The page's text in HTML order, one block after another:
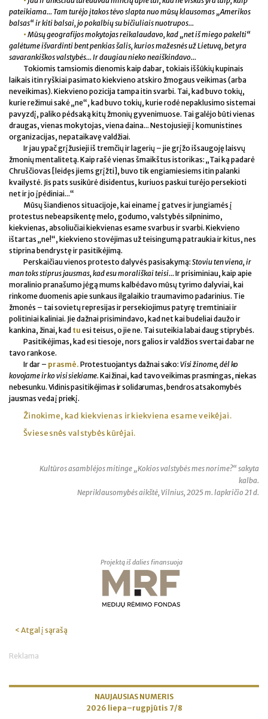
pateikiama... Tam turėjo įtakos tėvo slapta nuo mūsų klausomas „Amerikos
balsas“ ir kiti balsai, jo pokalbių su bičiuliais nuotrupos...
• Mūsų geografijos mokytojas reikalaudavo, kad „net iš miego pakelti“
galėtume išvardinti bent penkias šalis, kurios mažesnės už Lietuvą, bet yra
savarankiškos valstybės... Ir daugiau nieko neaiškindavo...
Tokiomis tamsiomis dienomis kaip dabar, tokiais iššūkių kupinais
laikais itin ryškiai pasimato kiekvieno atskiro žmogaus veikimas (arba
neveikimas). Kiekvieno pozicija tampa itin svarbi. Tai, kad buvo tokių,
kurie režimui sakė „ne“, kad buvo tokių, kurie rodė nepaklusimo sistemai
pavyzdį, paliko pėdsaką kitų žmonių gyvenimuose. Tai galėjo būti vienas
draugas, vienas mokytojas, viena daina... Nestojusieji į komunistines
organizacijas, nepataikavę valdžiai.
Ir jau ypač grįžusieji iš tremčių ir lagerių – jie grįžo išsaugoję laisvų
žmonių mentalitetą. Kaip rašė vienas šmaikštus istorikas: „Tai ką padarė
Chruščiovas [leidęs jiems grįžti], buvo tik engiamiesiems itin palanki
kvailystė. Jis pats susikūrė disidentus, kuriuos paskui turėjo persekioti
net ir jo įpėdiniai...“
Mūsų šiandienos situacijoje, kai einame į gatves ir jungiamės į
protestus nebeapsikentę melo, godumo, valstybės silpninimo,
kiekvienas, absoliučiai kiekvienas esame svarbus ir svarbi. Kiekvieno
ištartas „ne!“, kiekvieno stovėjimas už teisingumą patraukia ir kitus, nes
stiprina bendrystę ir pasitikėjimą.
Perskaičiau vienos protesto dalyvės pasisakymą: Stoviu ten viena, ir
man toks stiprus jausmas, kad esu morališkai teisi…Ir prisiminiau, kaip apie
moralinio pranašumo jėgą mums kalbėdavo mūsų tyrimo dalyviai, kai
rinkome duomenis apie sunkaus ilgalaikio traumavimo padarinius. Tie
žmonės – tai sovietų represijas ir persekiojimus patyrę tremtiniai ir
politiniai kaliniai. Jie dažnai prisimindavo, kad net kai budeliai daužo ir
kankina, žinai, kad tu esi teisus, o jie ne. Tai suteikia labai daug stiprybės.
Pasitikėjimas, kad esi tiesoje, nors galios ir valdžios svertai dabar ne
tavo rankose.
Ir dar – prasmė. Protestuojantys dažnai sako: Visi žinome, dėl ko
kovojame ir ko visi siekiame. Kai žinai, kad tavo veikimas prasmingas, niekas
nebesunku. Vidinis pasitikėjimas ir solidarumas, bendros atsakomybės
jausmas veda į priekį.
Žinokime, kad kiekvienas ir kiekviena esame veikėjai.
Šviesesnės valstybės kūrėjai.
Kultūros asamblėjos mitinge „Kokios valstybės mes norime?“ sakyta
kalba.
Nepriklausomybės aikštė, Vilnius, 2025 m. lapkričio 21 d.
Projektą iš dalies finansuoja
< Atgal į sąrašą
Reklama
NAUJAUSIAS NUMERIS
2026 liepa–rugpjūtis 7/8